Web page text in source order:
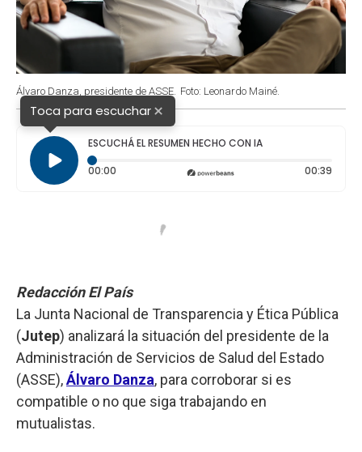
Álvaro Danza, presidente de ASSE. Foto: Leonardo Mainé.
Toca para escuchar×
ESCUCHÁ EL RESUMEN HECHO CON IA
00:00 Tiempo transcurrido: 0 segundos 00:39
Redacción El País
La Junta Nacional de Transparencia y Ética Pública
(Jutep) analizará la situación del presidente de la
Administración de Servicios de Salud del Estado
(ASSE),Álvaro Danza, para corroborar si es
compatible o no que siga trabajando en
mutualistas.